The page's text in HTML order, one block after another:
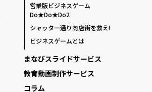
営業版ビジネスゲーム
Do★Do★Do2
シャッター通り商店街を救え!
ビジネスゲームとは
まなびスライドサービス
教育動画制作サービス
コラム